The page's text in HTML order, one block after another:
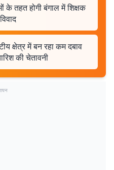
के तहत होगी बंगाल में शिक्षक
क्षेत्र में बन रहा कम दबाव
की चेतावनी